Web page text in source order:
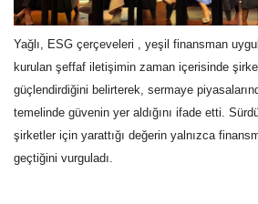
Yağlı, ESG çerçeveleri , yeşil finansman
kurulan şeffaf iletişimin zaman içerisinde
güçlendirdiğini belirterek, sermaye
temelinde güvenin yer aldığını ifade etti.
şirketler için yarattığı değerin yalnızca
geçtiğini vurguladı.